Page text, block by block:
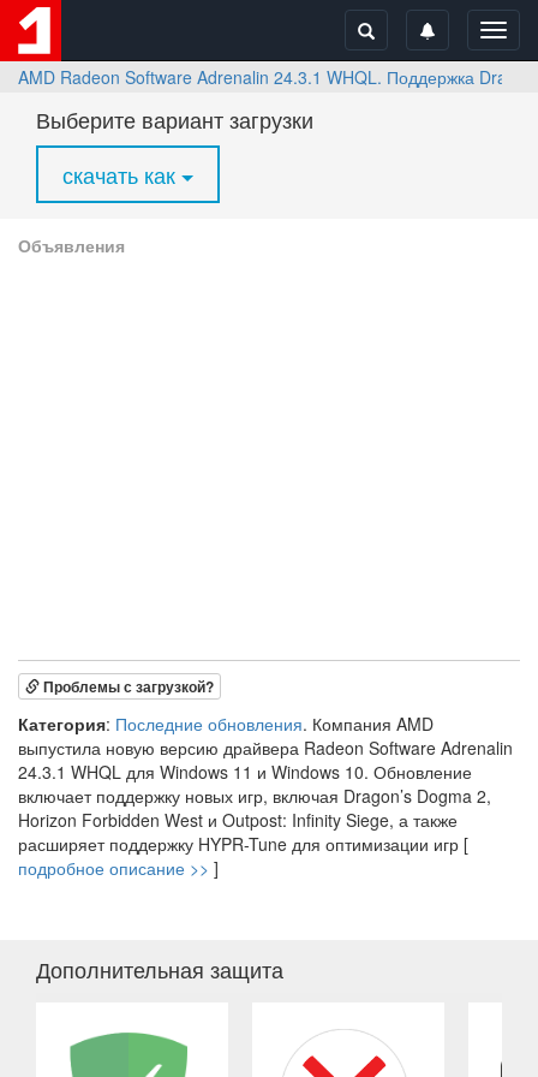
AMD Radeon Software Adrenalin 24.3.1 WHQL. Поддержка
Выберите вариант загрузки
скачать как
Объявления
Проблемы с загрузкой?
Категория: Последние обновления. Компания AMD
выпустила новую версию драйвера Radeon Software Adrenalin
24.3.1 WHQL для Windows 11 и Windows 10. Обновление
включает поддержку новых игр, включая Dragon’s Dogma 2,
Horizon Forbidden West и Outpost: Infinity Siege, а также
расширяет поддержку HYPR-Tune для оптимизации игр [
подробное описание >> ]
Дополнительная защита